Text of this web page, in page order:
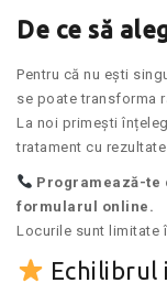
De ce să
Pentru că nu ești
se poate transforma
La noi primești
tratament cu
Programează-te
formularul online.
Locurile sunt limitate
Echilibrul